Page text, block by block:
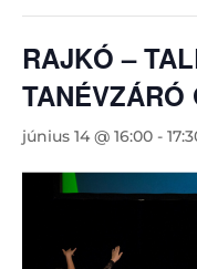
RAJKÓ –
TANÉVZÁRÓ
június 14 @ 16:00 -